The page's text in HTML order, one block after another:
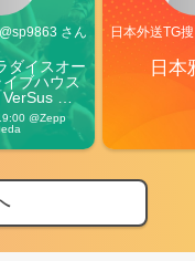
さん
ダイスオー
ブハウス
」
@Zepp
日本外送TG
日本
！